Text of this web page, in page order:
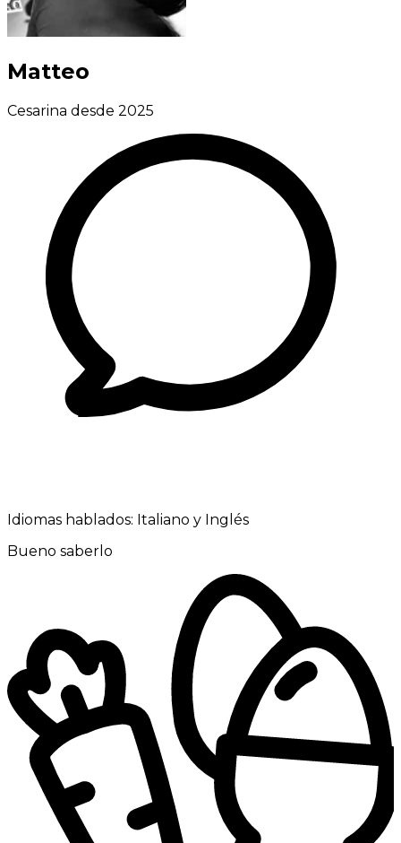
Matteo
Cesarina desde 2025
Idiomas hablados: Italiano y Inglés
Bueno saberlo